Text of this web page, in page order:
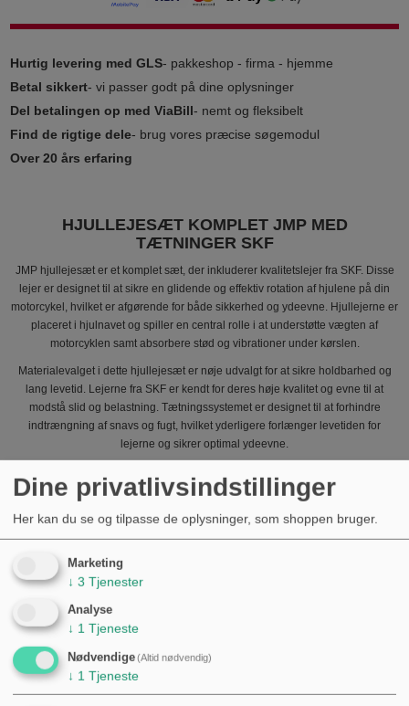
Hurtig levering med GLS- pakkeshop - firma - hjemme
Betal sikkert- vi passer godt på dine oplysninger
Del betalingen op med ViaBill- nemt og fleksibelt
Find de rigtige dele- brug vores præcise søgemodul
Over 20 års erfaring
HJULLEJESÆT KOMPLET JMP MED
TÆTNINGER SKF
JMP hjullejesæt er et komplet sæt, der inkluderer kvalitetslejer fra SKF. Disse
lejer er designet til at sikre en glidende og effektiv rotation af hjulene på din
motorcykel, hvilket er afgørende for både sikkerhed og ydeevne. Hjullejerne er
placeret i hjulnavet og spiller en central rolle i at understøtte vægten af
motorcyklen samt absorbere stød og vibrationer under kørslen.
Materialevalget i dette hjullejesæt er nøje udvalgt for at sikre holdbarhed og
lang levetid. Lejerne fra SKF er kendt for deres høje kvalitet og evne til at
modstå slid og belastning. Tætningssystemet er designet til at forhindre
indtrængning af snavs og fugt, hvilket yderligere forlænger levetiden for
lejerne og sikrer optimal ydeevne.
Honda CMX 450 C (1986)
Honda CMX 450 C (1987)
Honda XBR 500 S (1987)
Ved udskiftning af hjullejersættet anbefales det at kontrollere tilstanden af
hjulnavet samt bremsekomponenterne. Det kan være en god idé at inspicere
bremseskiverne og bremseklodserne, da slidte bremsekomponenter kan
påvirke ydeevnen og sikkerheden på motorcyklen. Sørg for at udføre
regelmæssig vedligeholdelse af hjulene for at sikre en jævn og sikker kørsel.
Dine privatlivsindstillinger
Her kan du se og tilpasse de oplysninger, som shoppen bruger.
Marketing
↓ 3 Tjenester
Analyse
↓ 1 Tjeneste
Nødvendige(Altid nødvendig)
↓ 1 Tjeneste